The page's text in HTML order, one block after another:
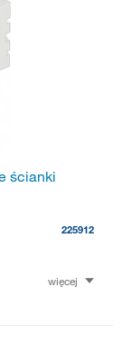
ścianki
225912
więcej